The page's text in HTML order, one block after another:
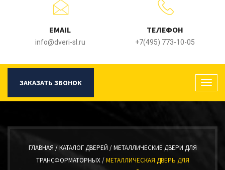
EMAIL
info@dveri-sl.ru
ТЕЛЕФОН
+7(495) 773-10-05
ЗАКАЗАТЬ ЗВОНОК
ГЛАВНАЯ /КАТАЛОГ ДВЕРЕЙ /МЕТАЛЛИЧЕСКИЕ ДВЕРИ ДЛЯ
ТРАНСФОРМАТОРНЫХ /МЕТАЛЛИЧЕСКАЯ ДВЕРЬ ДЛЯ